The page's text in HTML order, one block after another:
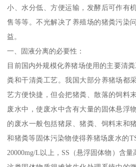
小、水分低、方便运输，发酵后可作有
售等等。不光解决了养殖场的猪粪污染
益。
一、固液分离的必要性：
目前国内外规模化养猪场使用的主要清
粪和干清粪工艺。我国大部分养猪场都
艺方便快捷，但会把猪粪、散落的饲料
废水中，使废水中含有大量的固体悬浮
的废水一般包括猪尿、猪粪、饲料末和
和猪粪等固体污染物使得养猪场废水的
20000mg/L以上，SS（悬浮固体物）含